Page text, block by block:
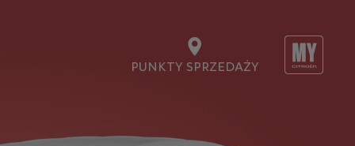
PUNKTY SPRZEDAŻY